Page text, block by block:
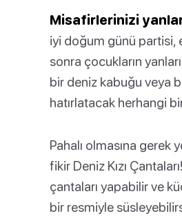
Misafirlerinizi
iyi doğum günü partisi,
sonra çocukların
bir deniz kabuğu veya
hatırlatacak herhangi
Pahalı olmasına gerek
fikir Deniz Kızı
çantaları yapabilir ve
bir resmiyle